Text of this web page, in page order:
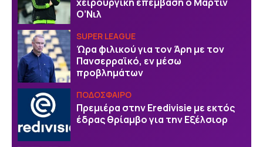
Ο’Νιλ
SUPER LEAGUE
Ώρα φιλικού για τον Άρη με τον
Πανσερραϊκό, εν μέσω
προβλημάτων
ΠΟΔΟΣΦΑΙΡΟ
Πρεμιέρα στην Eredivisie με εκτός
έδρας θρίαμβο για την Εξέλσιορ